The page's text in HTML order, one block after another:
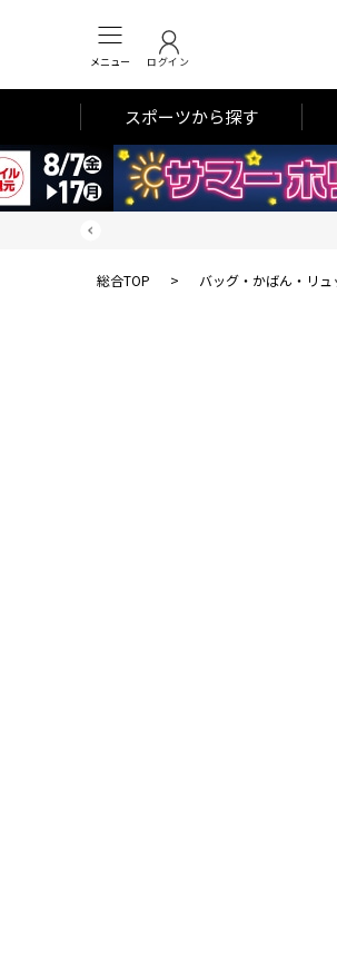
メニュー ログイン
スポーツから探す
総合TOP > バッグ・かばん・リュ